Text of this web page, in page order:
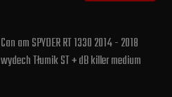
Can am SPYDER RT 1330 2014 - 2018
wydech Tłumik ST + dB killer medium